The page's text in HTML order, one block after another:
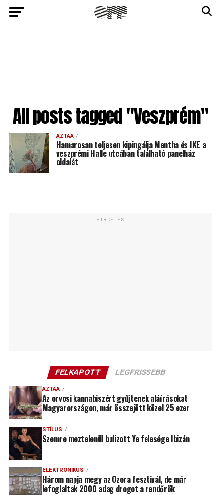
All posts tagged "Veszprém"
AZTAA
Hamarosan teljesen kipingálja Mentha és IKE a
veszprémi Halle utcában található panelház
oldalát
HIRDETÉS
FELKAPOTT LEGFRISSEBB
AZTAA
Az orvosi kannabiszért gyűjtenek aláírásokat
Magyarországon, már összejött közel 25 ezer
STÍLUS
Szemre meztelenül bulizott Ye felesége Ibizán
ELEKTRONIKUS
Három napja megy az Ozora fesztivál, de már
lefoglaltak 2000 adag drogot a rendőrök